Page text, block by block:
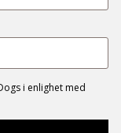
i enlighet med